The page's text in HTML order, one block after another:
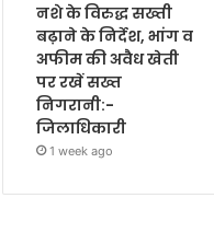
नशे के विरुद्ध सख्ती
बढ़ाने के निर्देश, भांग व
अफीम की अवैध खेती
पर रखें सख्त
निगरानी:-
जिलाधिकारी
1 week ago